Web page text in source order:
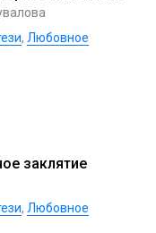
, Любовное
заклятие
, Любовное